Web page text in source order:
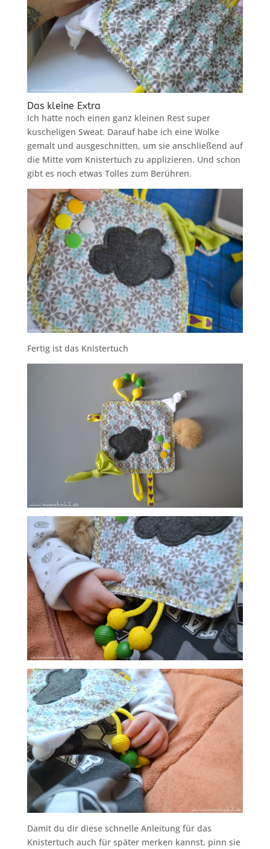
Das kleine Extra
Ich hatte noch einen ganz kleinen Rest super
kuscheligen Sweat. Darauf habe ich eine Wolke
gemalt und ausgeschnitten, um sie anschließend auf
die Mitte vom Knistertuch zu applizieren. Und schon
gibt es noch etwas Tolles zum Berühren.
Fertig ist das Knistertuch
Damit du dir diese schnelle Anleitung für das
Knistertuch auch für später merken kannst, pinn sie